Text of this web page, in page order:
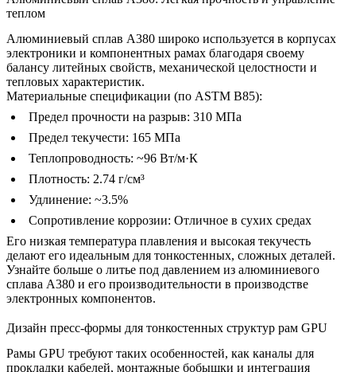
теплом
Алюминиевый сплав A380 широко используется в корпусах
электроники и компонентных рамах благодаря своему
балансу литейных свойств, механической целостности и
тепловых характеристик.
Материальные спецификации (по ASTM B85):
Предел прочности на разрыв: 310 МПа
Предел текучести: 165 МПа
Теплопроводность: ~96 Вт/м·К
Плотность: 2.74 г/см³
Удлинение: ~3.5%
Сопротивление коррозии: Отличное в сухих средах
Его низкая температура плавления и высокая текучесть
делают его идеальным для тонкостенных, сложных деталей.
Узнайте больше о литье под давлением из алюминиевого
сплава A380 и его производительности в производстве
электронных компонентов.
Дизайн пресс-формы для тонкостенных структур рам GPU
Рамы GPU требуют таких особенностей, как каналы для
прокладки кабелей, монтажные бобышки и интеграция